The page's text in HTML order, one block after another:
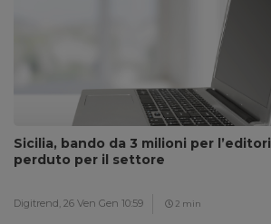
Sicilia, bando da 3 milioni per
perduto per il settore
Digitrend, 26 Ven Gen 10:59 2 min